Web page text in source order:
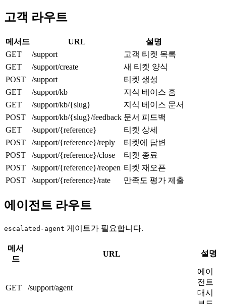
고객 라우트
메서드 URL
설명
GET
/support
고객 티켓 목록
GET
/support/create
새 티켓 양식
POST
/support
티켓 생성
GET
/support/kb
지식 베이스 홈
GET
/support/kb/{slug}
지식 베이스 문서
POST
/support/kb/{slug}/feedback 문서 피드백
GET
/support/{reference}
티켓 상세
POST
/support/{reference}/reply
티켓에 답변
POST
/support/{reference}/close
티켓 종료
POST
/support/{reference}/reopen 티켓 재오픈
POST
/support/{reference}/rate 만족도 평가 제출
에이전트 라우트
escalated-agent 게이트가 필요합니다.
메서
드
URL 설명
GET /support/agent
에이
전트
대시